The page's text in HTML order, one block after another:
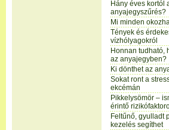
Hány éves kortól
anyajegyszűrés?
Mi minden
Tények és
vízhólyagokról
Honnan tudható,
az anyajegyben?
Ki dönthet az
Sokat ront a
ekcémán
Pikkelysömör –
érintő
Feltűnő, gyulladt
kezelés segíthet